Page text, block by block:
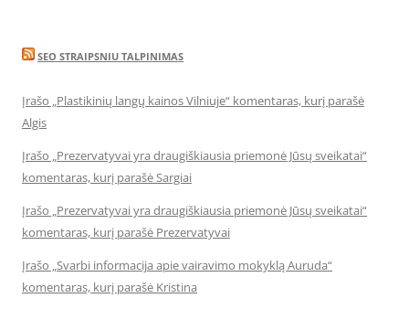
SEO STRAIPSNIU TALPINIMAS
Įrašo „Plastikinių langų kainos Vilniuje“ komentaras, kurį parašė
Algis
Įrašo „Prezervatyvai yra draugiškiausia priemonė Jūsų sveikatai“
komentaras, kurį parašė Sargiai
Įrašo „Prezervatyvai yra draugiškiausia priemonė Jūsų sveikatai“
komentaras, kurį parašė Prezervatyvai
Įrašo „Svarbi informacija apie vairavimo mokyklą Auruda“
komentaras, kurį parašė Kristina